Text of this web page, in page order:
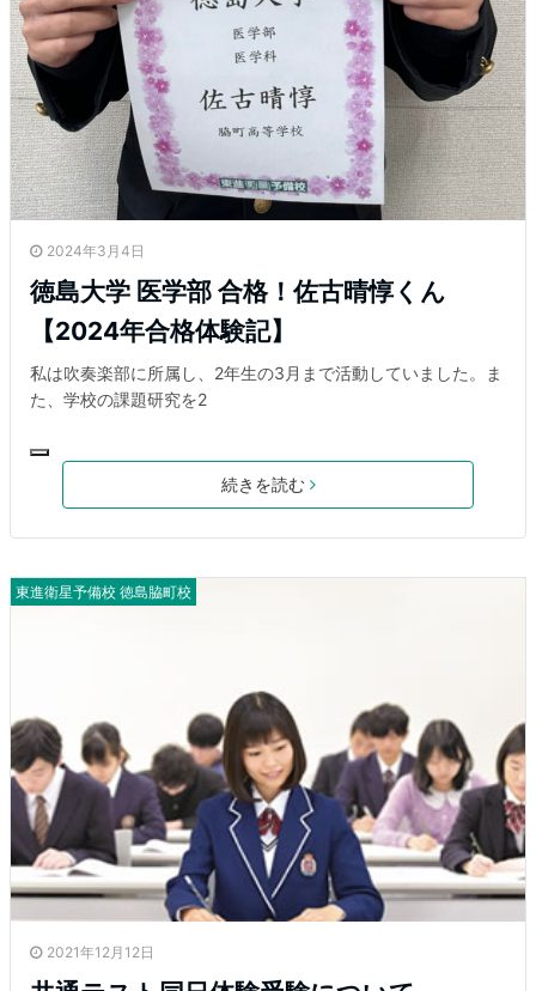
2024年3月4日
徳島大学 医学部 合格！佐古晴惇くん
【2024年合格体験記】
私は吹奏楽部に所属し、2年生の3月まで活動していました。ま
た、学校の課題研究を2
続きを読む
東進衛星予備校 徳島脇町校
2021年12月12日